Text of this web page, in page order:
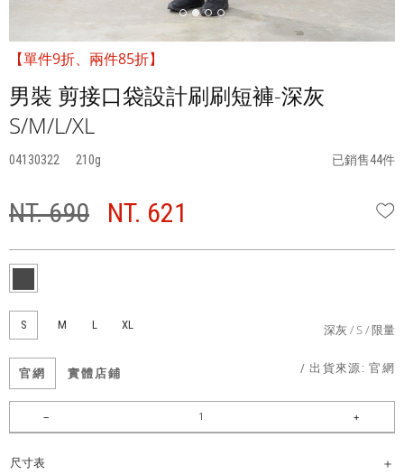
【單件9折、兩件85折】
男裝 剪接口袋設計刷刷短褲-深灰
S/M/L/XL
04130322 210 已銷售44件
NT. 690 NT. 621
S M L XL 深灰 S 限量
官網 實體店鋪 / 出貨來源:官網
尺寸表